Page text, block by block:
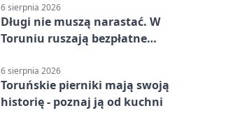
6 sierpnia 2026
Długi nie muszą narastać. W
Toruniu ruszają bezpłatne
6 sierpnia 2026
Toruńskie pierniki mają swoją
historię - poznaj ją od kuchni